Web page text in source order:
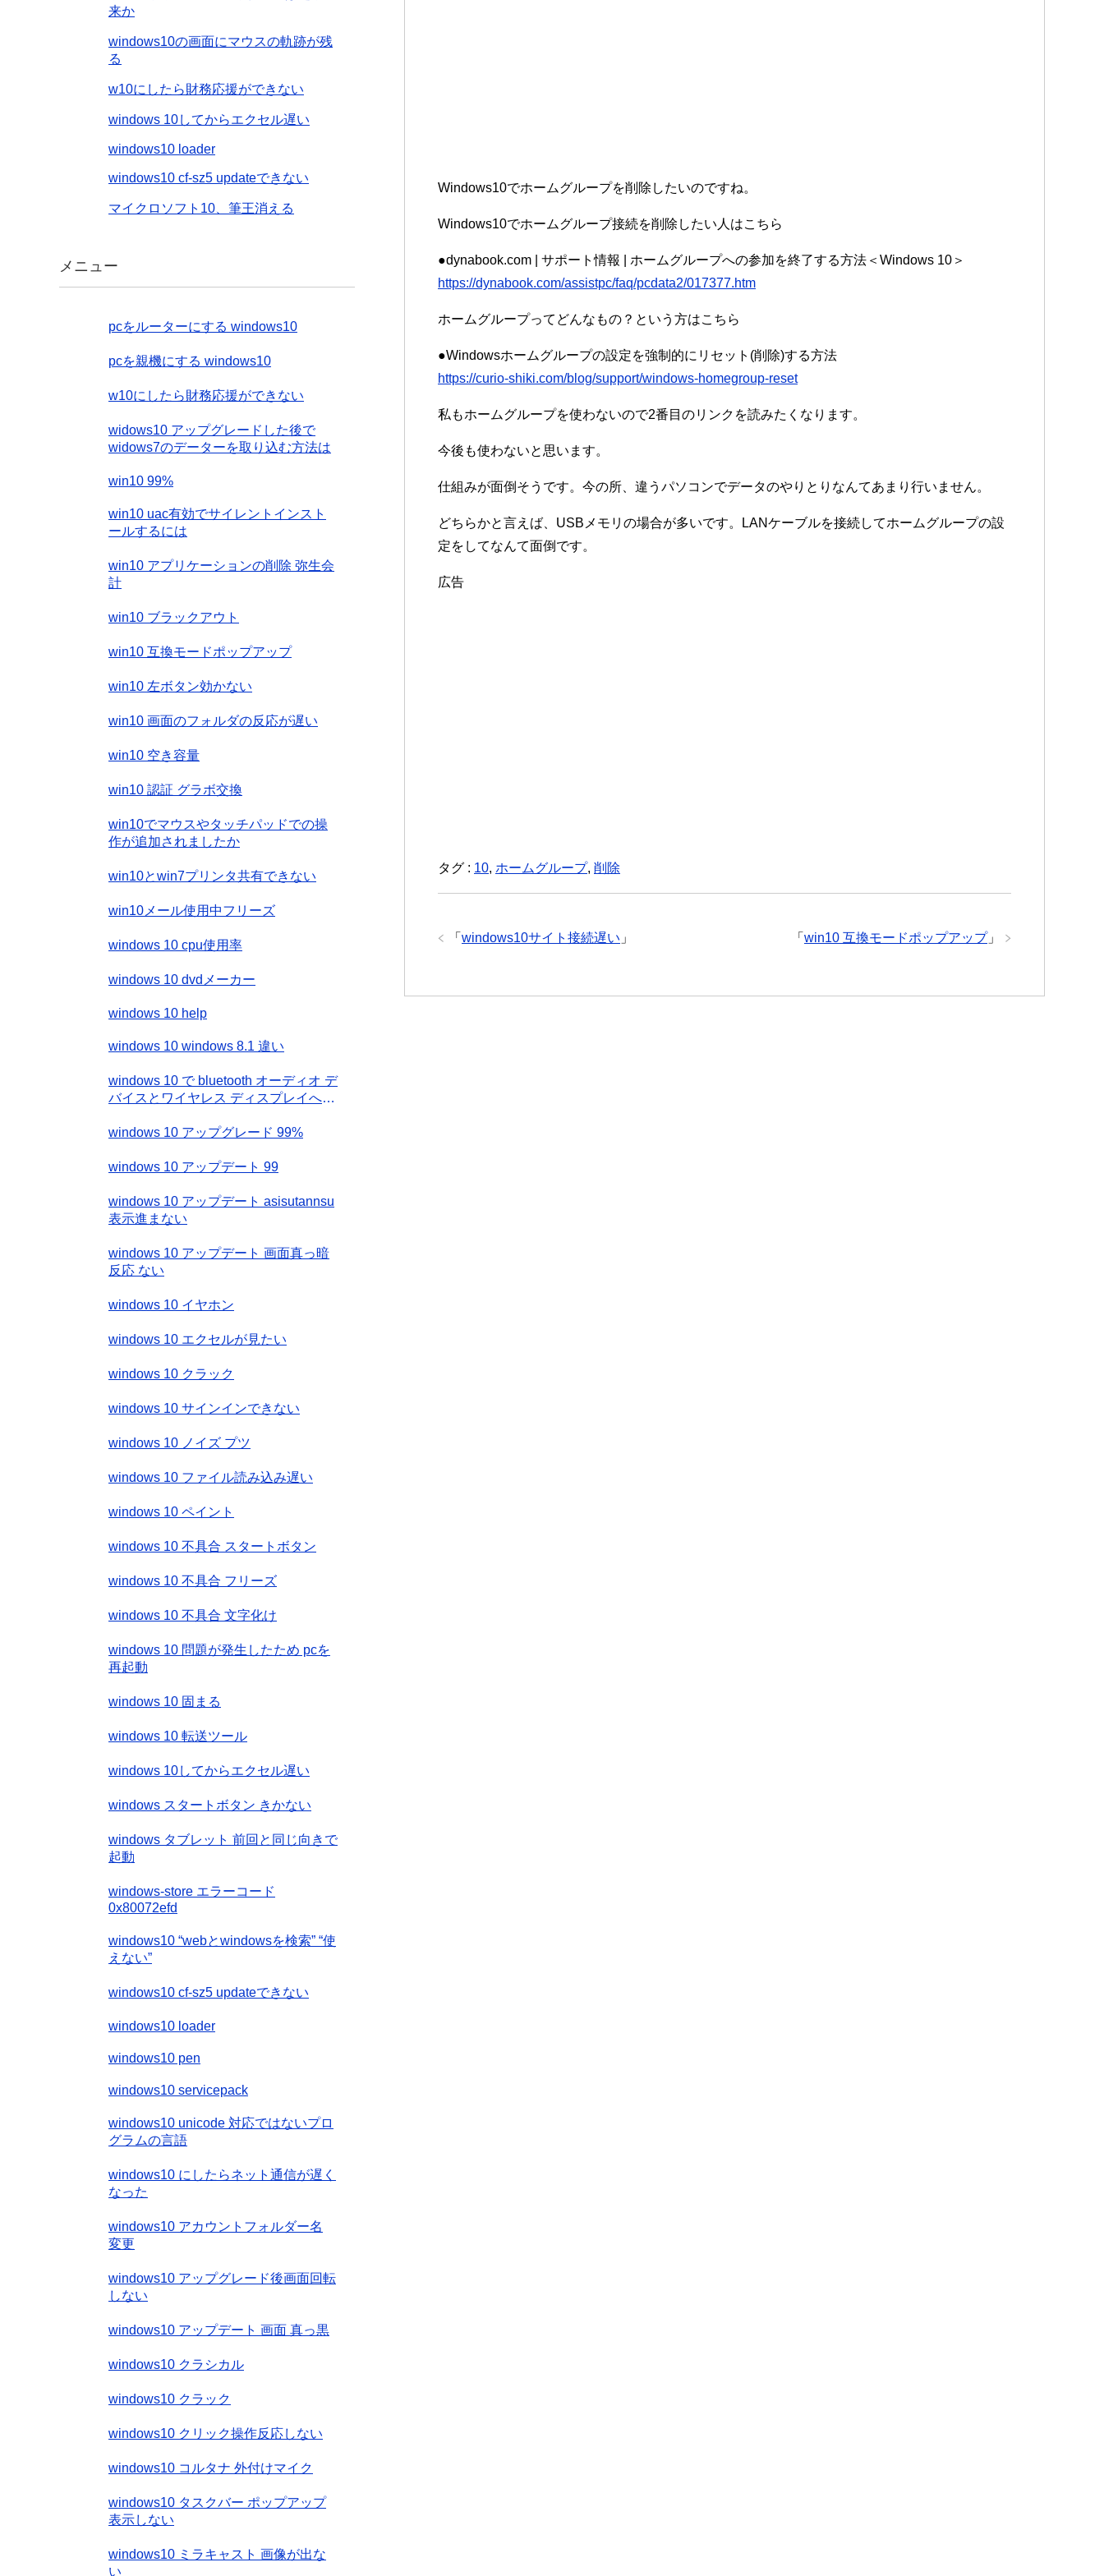
Windows10でホームグループを削除したいのですね。
Windows10でホームグループ接続を削除したい人はこちら
●dynabook.com | サポート情報 | ホームグループへの参加を終了する方法＜Windows 10＞
https://dynabook.com/assistpc/faq/pcdata2/017377.htm
ホームグループってどんなもの？という方はこちら
●Windowsホームグループの設定を強制的にリセット(削除)する方法
https://curio-shiki.com/blog/support/windows-homegroup-reset
私もホームグループを使わないので2番目のリンクを読みたくなります。
今後も使わないと思います。
仕組みが面倒そうです。今の所、違うパソコンでデータのやりとりなんてあまり行いません。
どちらかと言えば、USBメモリの場合が多いです。LANケーブルを接続してホームグループの設
定をしてなんて面倒です。
広告
タグ : 10, ホームグループ, 削除
「 win10 互換モードポップアップ」
「 windows10サイト接続遅い 」
来か
windows10の画面にマウスの軌跡が残
る
w10にしたら財務応援ができない
windows 10してからエクセル遅い
windows10 loader
windows10 cf-sz5 updateできない
マイクロソフト10、筆王消える
メニュー
pcをルーターにする windows10
pcを親機にする windows10
w10にしたら財務応援ができない
widows10 アップグレードした後で
widows7のデーターを取り込む方法は
win10 99%
win10 uac有効でサイレントインスト
ールするには
win10 アプリケーションの削除 弥生会
計
win10 ブラックアウト
win10 互換モードポップアップ
win10 左ボタン効かない
win10 画面のフォルダの反応が遅い
win10 空き容量
win10 認証 グラボ交換
win10でマウスやタッチパッドでの操
作が追加されましたか
win10とwin7プリンタ共有できない
win10メール使用中フリーズ
windows 10 cpu使用率
windows 10 dvdメーカー
windows 10 help
windows 10 windows 8.1 違い
windows 10 で bluetooth オーディオ デ
バイスとワイヤレス ディスプレイへの
windows 10 アップグレード 99%
windows 10 アップデート 99
windows 10 アップデート asisutannsu
表示進まない
windows 10 アップデート 画面真っ暗
反応 ない
windows 10 イヤホン
windows 10 エクセルが見たい
windows 10 クラック
windows 10 サインインできない
windows 10 ノイズ プツ
windows 10 ファイル読み込み遅い
windows 10 ペイント
windows 10 不具合 スタートボタン
windows 10 不具合 フリーズ
windows 10 不具合 文字化け
windows 10 問題が発生したため pcを
再起動
windows 10 固まる
windows 10 転送ツール
windows 10してからエクセル遅い
windows スタートボタン きかない
windows タブレット 前回と同じ向きで
起動
windows-store エラーコード
0x80072efd
windows10 “webとwindowsを検索” “使
えない”
windows10 cf-sz5 updateできない
windows10 loader
windows10 pen
windows10 servicepack
windows10 unicode 対応ではないプロ
グラムの言語
windows10 にしたらネット通信が遅く
なった
windows10 アカウントフォルダー名
変更
windows10 アップグレード後画面回転
しない
windows10 アップデート 画面 真っ黒
windows10 クラシカル
windows10 クラック
windows10 クリック操作反応しない
windows10 コルタナ 外付けマイク
windows10 タスクバー ポップアップ
表示しない
windows10 ミラキャスト 画像が出な
い